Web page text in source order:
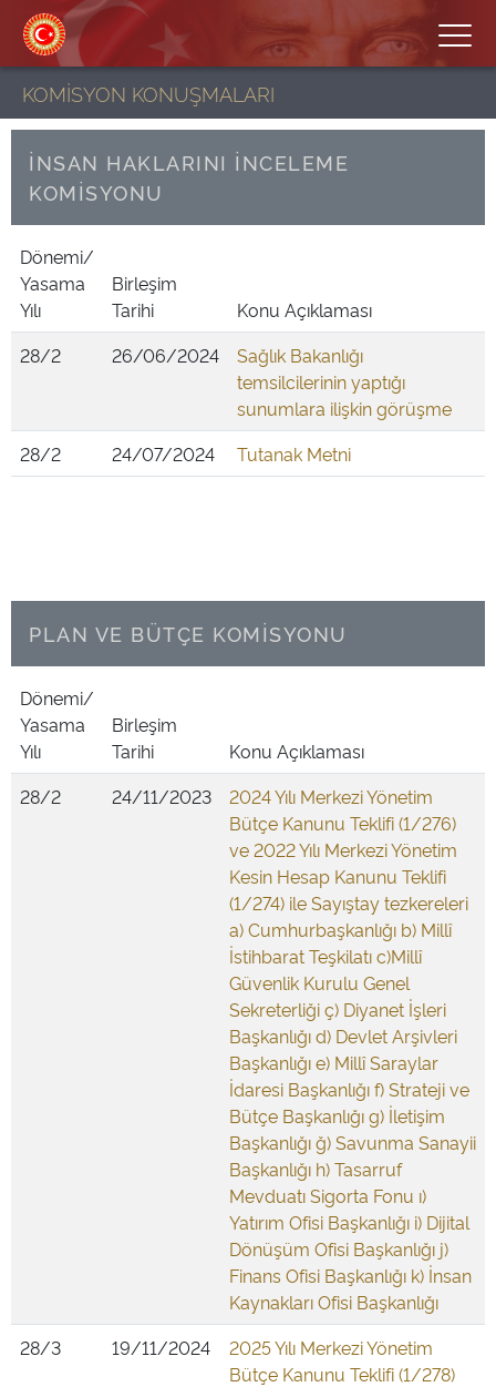
KOMİSYON KONUŞMALARI
İNSAN HAKLARINI İNCELEME
KOMİSYONU
Dönemi/
Yasama
Yılı
Birleşim
Tarihi
Konu Açıklaması
28/2
26/06/2024
Sağlık Bakanlığı
temsilcilerinin yaptığı
sunumlara ilişkin görüşme
28/2
24/07/2024 Tutanak Metni
PLAN VE BÜTÇE KOMİSYONU
Dönemi/
Yasama
Yılı
Birleşim
Tarihi
Konu Açıklaması
28/2
24/11/2023
2024 Yılı Merkezi Yönetim
Bütçe Kanunu Teklifi (1/276)
ve 2022 Yılı Merkezi Yönetim
Kesin Hesap Kanunu Teklifi
(1/274) ile Sayıştay tezkereleri
a) Cumhurbaşkanlığı b) Millî
İstihbarat Teşkilatı c)Millî
Güvenlik Kurulu Genel
Sekreterliği ç) Diyanet İşleri
Başkanlığı d) Devlet Arşivleri
Başkanlığı e) Millî Saraylar
İdaresi Başkanlığı f) Strateji ve
Bütçe Başkanlığı g) İletişim
Başkanlığı ğ) Savunma Sanayii
Başkanlığı h) Tasarruf
Mevduatı Sigorta Fonu ı)
Yatırım Ofisi Başkanlığı i) Dijital
Dönüşüm Ofisi Başkanlığı j)
Finans Ofisi Başkanlığı k) İnsan
Kaynakları Ofisi Başkanlığı
28/3
19/11/2024
2025 Yılı Merkezi Yönetim
Bütçe Kanunu Teklifi (1/278)